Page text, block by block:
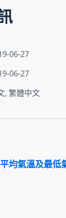
06-27
06-27
, 繁體中文
均氣溫及最低